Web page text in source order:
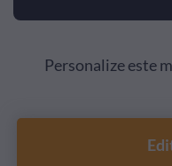
Personalize este